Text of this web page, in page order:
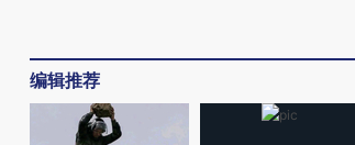
编辑推荐